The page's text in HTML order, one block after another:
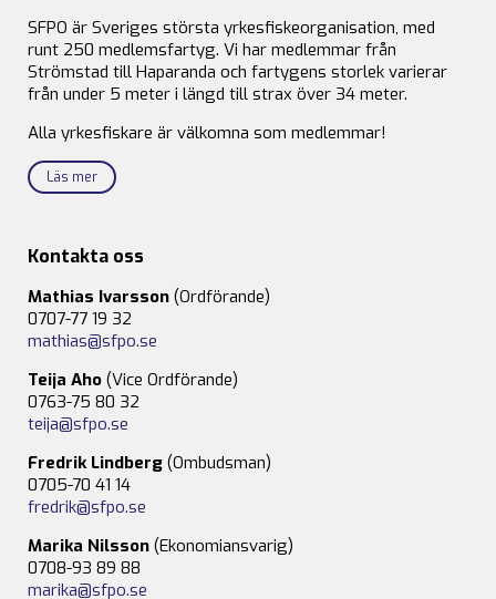
SFPO är Sveriges största yrkesfiskeorganisation, med
runt 250 medlemsfartyg. Vi har medlemmar från
Strömstad till Haparanda och fartygens storlek varierar
från under 5 meter i längd till strax över 34 meter.
Alla yrkesfiskare är välkomna som medlemmar!
Läs mer
Kontakta oss
Mathias Ivarsson (Ordförande)
0707-77 19 32
mathias@sfpo.se
Teija Aho (Vice Ordförande)
0763-75 80 32
teija@sfpo.se
Fredrik Lindberg (Ombudsman)
0705-70 41 14
fredrik@sfpo.se
Marika Nilsson (Ekonomiansvarig)
0708-93 89 88
marika@sfpo.se